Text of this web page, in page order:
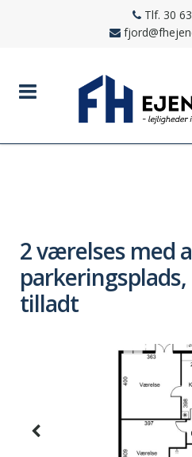
Tlf. 30
2 værelses med
tilladt